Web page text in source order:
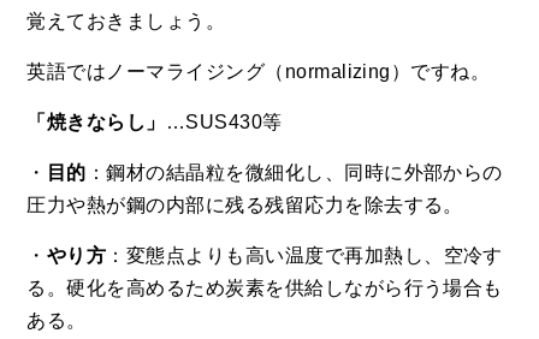
覚えておきましょう。
英語ではノーマライジング（normalizing）ですね。
「焼きならし」 …SUS430等
・ 目的 ：鋼材の結晶粒を微細化し、同時に外部からの
圧力や熱が鋼の内部に残る残留応力を除去する。
・ やり方 ：変態点よりも高い温度で再加熱し、空冷す
る。硬化を高めるため炭素を供給しながら行う場合も
ある。